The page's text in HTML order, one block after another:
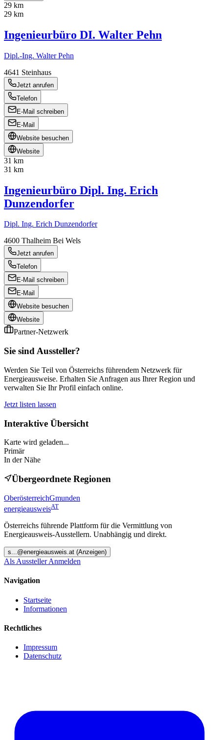
29 km
29 km
Ingenieurbüro DI. Walter Pehn
Dipl.-Ing. Walter Pehn
4641 Steinhaus
Jetzt anrufen
Telefon
E-Mail schreiben
E-Mail
Website besuchen
Website
31 km
31 km
Ingenieurbüro Dipl. Ing. Erich
Dunzendorfer
Dipl. Ing. Erich Dunzendorfer
4600 Thalheim Bei Wels
Jetzt anrufen
Telefon
E-Mail schreiben
E-Mail
Website besuchen
Website
Partner-Netzwerk
Sie sind Aussteller?
Werden Sie Teil von Österreichs führendem Netzwerk für
Energieausweise. Erhalten Sie Anfragen aus Ihrer Region und
verwalten Sie Ihr Profil einfach online.
Jetzt listen lassen
Interaktive Übersicht
Karte wird geladen...
Primär
In der Nähe
Übergeordnete Regionen
OberösterreichGmunden
energieausweisAT
Österreichs führende Plattform für die Vermittlung von
Energieausweis-Ausstellern. Unabhängig und direkt.
s...@energieausweis.at (Anzeigen)
Als Aussteller Anmelden
Navigation
Startseite
Informationen
Rechtliches
Impressum
Datenschutz